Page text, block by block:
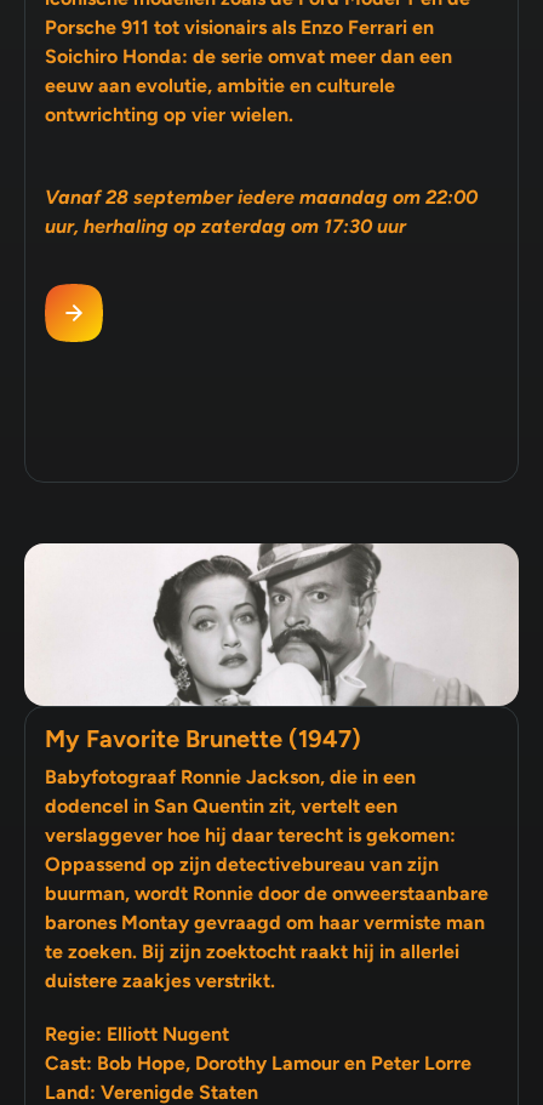
Porsche 911 tot visionairs als Enzo Ferrari en
Soichiro Honda: de serie omvat meer dan een
eeuw aan evolutie, ambitie en culturele
ontwrichting op vier wielen.
Vanaf 28 september iedere maandag om 22:00
uur, herhaling op zaterdag om 17:30 uur
My Favorite Brunette (1947)
Babyfotograaf Ronnie Jackson, die in een
dodencel in San Quentin zit, vertelt een
verslaggever hoe hij daar terecht is gekomen:
Oppassend op zijn detectivebureau van zijn
buurman, wordt Ronnie door de onweerstaanbare
barones Montay gevraagd om haar vermiste man
te zoeken. Bij zijn zoektocht raakt hij in allerlei
duistere zaakjes verstrikt.
Regie: Elliott Nugent
Cast: Bob Hope, Dorothy Lamour en Peter Lorre
Land: Verenigde Staten